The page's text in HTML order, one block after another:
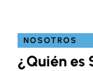
NOSOTROS
¿Quién es